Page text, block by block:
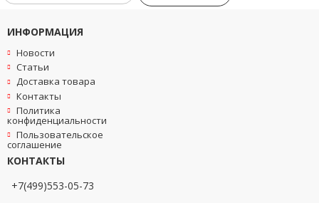
ИНФОРМАЦИЯ
Новости
Статьи
Доставка товара
Контакты
Политика
конфиденциальности
Пользовательское
соглашение
КОНТАКТЫ
+7(499)553-05-73